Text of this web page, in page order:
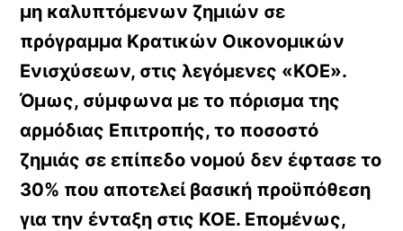
μη καλυπτόμενων ζημιών σε
πρόγραμμα Κρατικών Οικονομικών
Ενισχύσεων, στις λεγόμενες «ΚΟΕ».
Όμως, σύμφωνα με το πόρισμα της
αρμόδιας Επιτροπής, το ποσοστό
ζημιάς σε επίπεδο νομού δεν έφτασε το
30% που αποτελεί βασική προϋπόθεση
για την ένταξη στις ΚΟΕ. Επομένως,